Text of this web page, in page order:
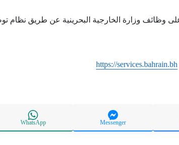
على وظائف وزارة الخارجية البحرينية عن طريق نظام
https://services.bahrain.bh
Messenger
WhatsApp